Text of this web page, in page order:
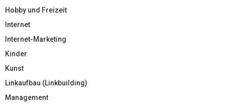
Hobby und Freizeit
Internet
Internet-Marketing
Kinder
Kunst
Linkaufbau (Linkbuilding)
Management